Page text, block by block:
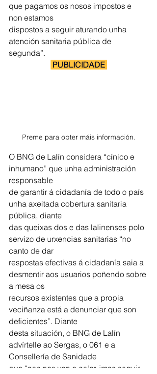
que pagamos os nosos impostos e
non estamos
dispostos a seguir aturando unha
atención sanitaria pública de
segunda”.
PUBLICIDADE
Preme para obter máis información.
O BNG de Lalín considera “cínico e
inhumano” que unha administración
responsable
de garantir á cidadanía de todo o país
unha axeitada cobertura sanitaria
pública, diante
das queixas dos e das lalinenses polo
servizo de urxencias sanitarias “no
canto de dar
respostas efectivas á cidadanía saia a
desmentir aos usuarios poñendo sobre
a mesa os
recursos existentes que a propia
veciñanza está a denunciar que son
deficientes”. Diante
desta situación, o BNG de Lalín
advírtelle ao Sergas, o 061 e a
Consellería de Sanidade
que “non nos van a calar, imos seguir